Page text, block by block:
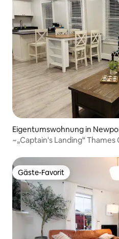
Eigentumswohnung in
~„Captain's Landing“
Gäste-Favorit
Gäste-Favorit